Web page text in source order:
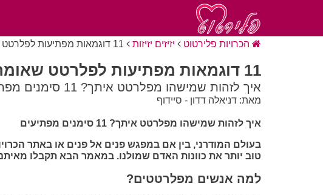
הכרויות פלירטוט יזיזים יזיזות 11 דוגמאות מפתיעות לפלרטט שאומרים שמישהו מתלהב בך
11 דוגמאות מפתיעות לפלרטט שאומרים שמישהו מתלהב בך
איך לזהות שמישהו מפלרטט איתך? 11 סימנים מפתיעים
מאת: דניאלה דדון - סיידוף
איך לזהות שמישהו מפלרטט איתך? 11 סימנים מפתיעים
בעולם המודרני, בין אם במפגש פנים אל פנים או באתר
טוב יותר את כוונות האדם שמולנו. במאמר הבא תקבלו מאיתנו 11 דוגמאות מפתיעות שיעזרו לכם לדעת שהצד השני מתלהב
למה אנשים מפלרטטים?